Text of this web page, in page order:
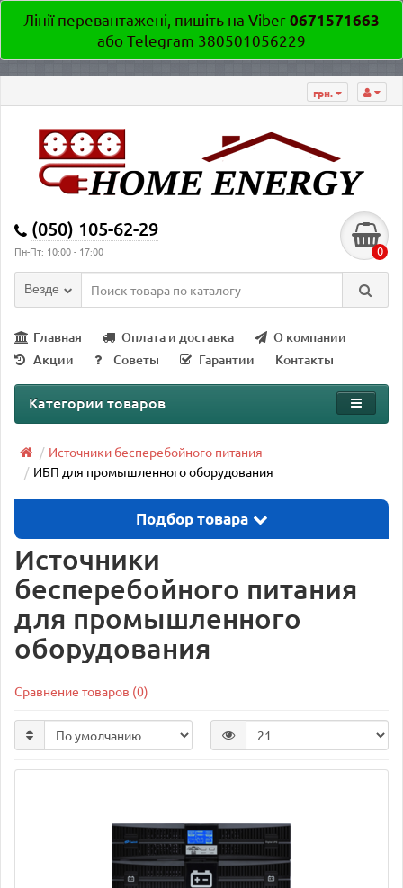
Лінії перевантажені, пишіть на Viber0671571663
або Telegram 380501056229
грн.
(050) 105-62-29
Пн-Пт: 10:00 - 17:00 0
Везде
Главная Оплата и доставка
О компании
Акции
Советы Гарантии Контакты
Категории товаров
Источники бесперебойного питания
ИБП для промышленного оборудования
Подбор товара
Источники
бесперебойного питания
для промышленного
оборудования
Сравнение товаров (0)